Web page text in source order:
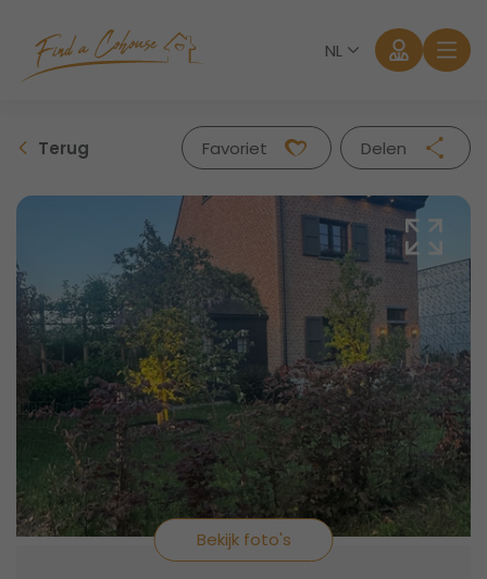
NL
Aanmelden
Wachtwoord vergeten?
Terug Favoriet
Delen
Facebook
Twitter
Whatsapp
Bekijk foto's